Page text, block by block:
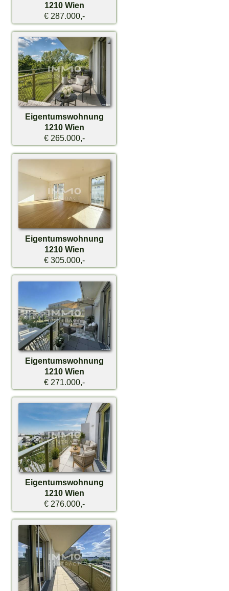
1210 Wien
€ 287.000,-
Eigentumswohnung
1210 Wien
€ 265.000,-
Eigentumswohnung
1210 Wien
€ 305.000,-
Eigentumswohnung
1210 Wien
€ 271.000,-
Eigentumswohnung
1210 Wien
€ 276.000,-